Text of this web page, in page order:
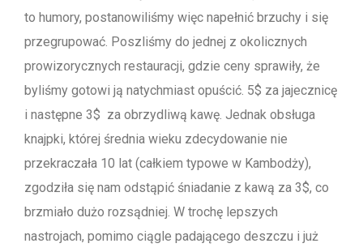
to humory, postanowiliśmy więc napełnić brzuchy i się
przegrupować. Poszliśmy do jednej z okolicznych
prowizorycznych restauracji, gdzie ceny sprawiły, że
byliśmy gotowi ją natychmiast opuścić. 5$ za jajecznicę
i następne 3$ za obrzydliwą kawę. Jednak obsługa
knajpki, której średnia wieku zdecydowanie nie
przekraczała 10 lat (całkiem typowe w Kambodży),
zgodziła się nam odstąpić śniadanie z kawą za 3$, co
brzmiało dużo rozsądniej. W trochę lepszych
nastrojach, pomimo ciągle padającego deszczu i już